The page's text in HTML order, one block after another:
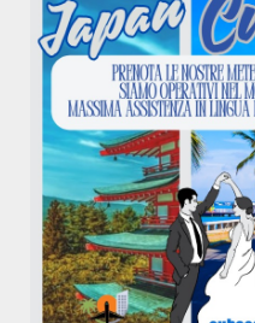
Attenzione: Dal 01/01/12
N.B. : solo le offerte tax
disponibili anche
Per emergenze